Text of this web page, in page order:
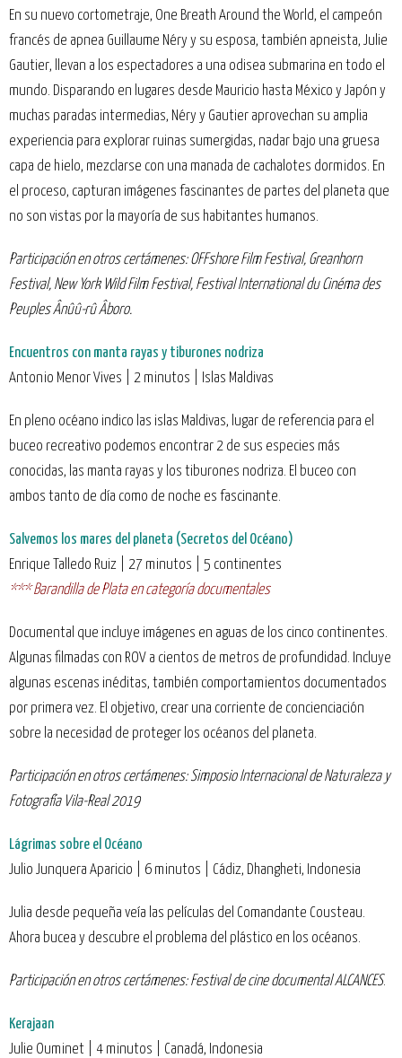
En su nuevo cortometraje, One Breath Around the World, el campeón
francés de apnea Guillaume Néry y su esposa, también apneista, Julie
Gautier, llevan a los espectadores a una odisea submarina en todo el
mundo. Disparando en lugares desde Mauricio hasta México y Japón y
muchas paradas intermedias, Néry y Gautier aprovechan su amplia
experiencia para explorar ruinas sumergidas, nadar bajo una gruesa
capa de hielo, mezclarse con una manada de cachalotes dormidos. En
el proceso, capturan imágenes fascinantes de partes del planeta que
no son vistas por la mayoría de sus habitantes humanos.
Participación en otros certámenes: OFFshore Film Festival, Greanhorn
Festival, New York Wild Film Festival, Festival International du Cinéma des
Peuples Ânûû-rû Âboro.
Encuentros con manta rayas y tiburones nodriza
Antonio Menor Vives | 2 minutos | Islas Maldivas
En pleno océano indico las islas Maldivas, lugar de referencia para el
buceo recreativo podemos encontrar 2 de sus especies más
conocidas, las manta rayas y los tiburones nodriza. El buceo con
ambos tanto de día como de noche es fascinante.
Salvemos los mares del planeta (Secretos del Océano)
Enrique Talledo Ruiz | 27 minutos | 5 continentes
*** Barandilla de Plata en categoría documentales
Documental que incluye imágenes en aguas de los cinco continentes.
Algunas filmadas con ROV a cientos de metros de profundidad. Incluye
algunas escenas inéditas, también comportamientos documentados
por primera vez. El objetivo, crear una corriente de concienciación
sobre la necesidad de proteger los océanos del planeta.
Participación en otros certámenes: Simposio Internacional de Naturaleza y
Fotografía Vila-Real 2019
Lágrimas sobre el Océano
Julio Junquera Aparicio | 6 minutos | Cádiz, Dhangheti, Indonesia
Julia desde pequeña veía las películas del Comandante Cousteau.
Ahora bucea y descubre el problema del plástico en los océanos.
Participación en otros certámenes: Festival de cine documental ALCANCES.
Kerajaan
Julie Ouminet | 4 minutos | Canadá, Indonesia